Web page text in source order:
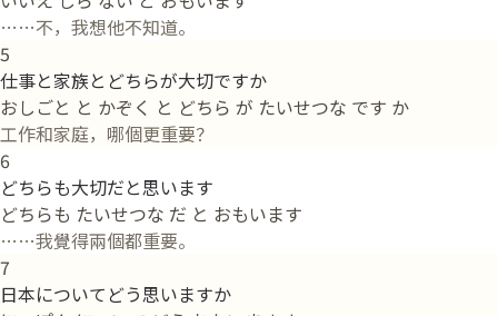
……不，我想他不知道。
5
仕事と家族とどちらが大切ですか
おしごと と かぞく と どちら が たいせつな です か
工作和家庭，哪個更重要？
6
どちらも大切だと思います
どちらも たいせつな だ と おもいます
……我覺得兩個都重要。
7
日本についてどう思いますか